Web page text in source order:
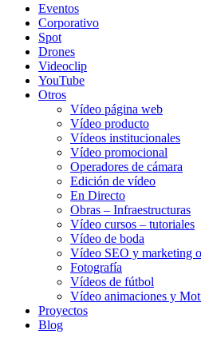
Eventos
Corporativo
Spot
Drones
Videoclip
YouTube
Otros
Vídeo página web
Vídeo producto
Vídeos institucionales
Vídeo promocional
Operadores de cámara
Edición de vídeo
En Directo
Obras – Infraestructuras
Vídeo cursos – tutoriales
Vídeo de boda
Vídeo SEO y marketing
Fotografía
Vídeos de fútbol
Vídeo animaciones y
Proyectos
Blog